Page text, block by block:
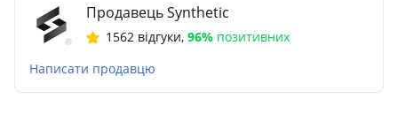
Продавець Synthetic
1562 відгуки, 96% позитивних
Написати продавцю